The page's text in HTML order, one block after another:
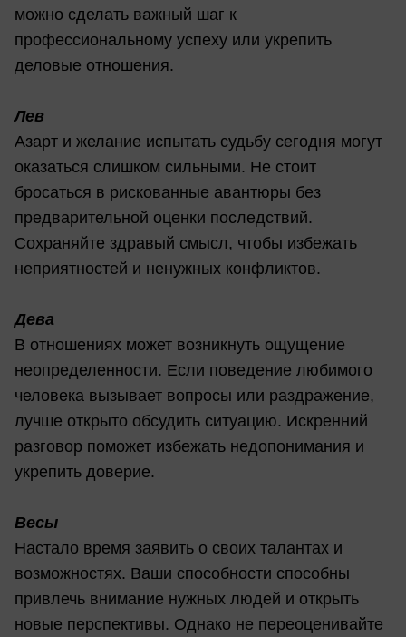
можно сделать важный шаг к
профессиональному успеху или укрепить
деловые отношения.
Лев
Азарт и желание испытать судьбу сегодня могут
оказаться слишком сильными. Не стоит
бросаться в рискованные авантюры без
предварительной оценки последствий.
Сохраняйте здравый смысл, чтобы избежать
неприятностей и ненужных конфликтов.
Дева
В отношениях может возникнуть ощущение
неопределенности. Если поведение любимого
человека вызывает вопросы или раздражение,
лучше открыто обсудить ситуацию. Искренний
разговор поможет избежать недопонимания и
укрепить доверие.
Весы
Настало время заявить о своих талантах и
возможностях. Ваши способности способны
привлечь внимание нужных людей и открыть
новые перспективы. Однако не переоценивайте